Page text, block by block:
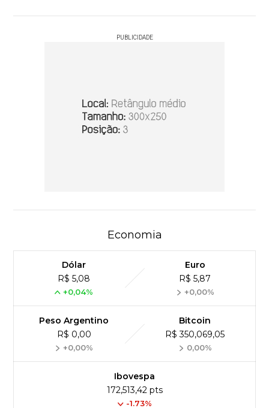
PUBLICIDADE
Economia
Dólar
R$ 5,08
+0,04%
Euro
R$ 5,87
+0,00%
Peso Argentino
R$ 0,00
+0,00%
Bitcoin
R$ 350,069,05
0,00%
Ibovespa
172,513,42 pts
-1.73%